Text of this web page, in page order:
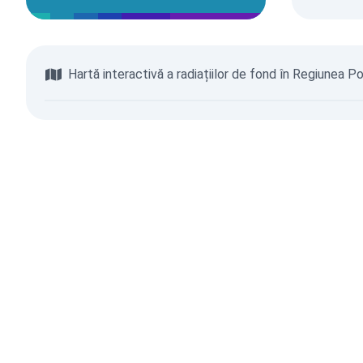
Hartă interactivă a radiațiilor de fond în Regiunea